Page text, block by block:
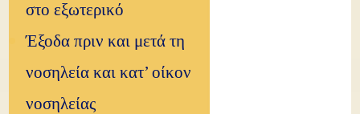
στο εξωτερικό
Έξοδα πριν και μετά τη
νοσηλεία και κατ’ οίκον
νοσηλείας